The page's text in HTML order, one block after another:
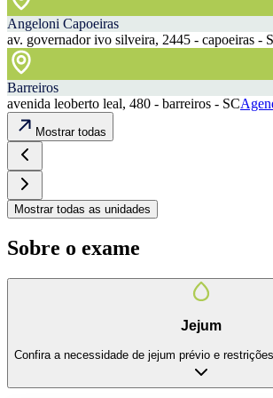
Angeloni Capoeiras
av. governador ivo silveira, 2445 - capoeiras -
Barreiros
avenida leoberto leal, 480 - barreiros - SC
Mostrar todas
Mostrar todas as unidades
Sobre o exame
Jejum
Confira a necessidade de jejum prévio e